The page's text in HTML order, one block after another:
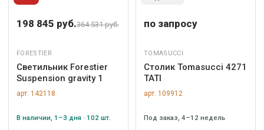
198 845 руб.364 531 руб.
FORESTIER
Светильник Forestier
Suspension gravity 1
арт. 142118
В наличии, 1–3 дня · 102 шт.
по запросу
TOMASUCCI
Столик Tomasucci 4271
TATI
арт. 109912
Под заказ, 4–12 недель